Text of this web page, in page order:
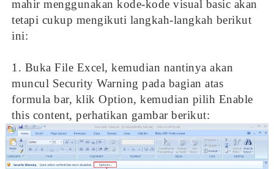
mahir menggunakan kode-kode visual basic akan
tetapi cukup mengikuti langkah-langkah berikut
ini:
1. Buka File Excel, kemudian nantinya akan
muncul Security Warning pada bagian atas
formula bar, klik Option, kemudian pilih Enable
this content, perhatikan gambar berikut: